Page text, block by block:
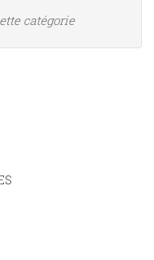
catégorie